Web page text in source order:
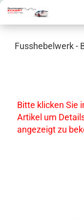
Fusshebelwerk -
Bitte klicken Sie
Artikel um
angezeigt zu